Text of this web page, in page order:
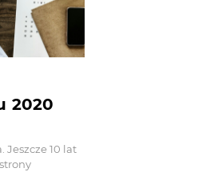
2020
10 lat